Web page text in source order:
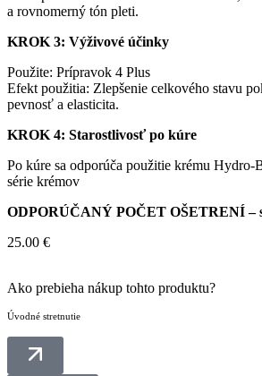
a rovnomerný tón pleti.
KROK 3: Výživové účinky
Použite: Prípravok 4 Plus
Efekt použitia: Zlepšenie celkového stavu
pevnosť a elasticita.
KROK 4: Starostlivosť po kúre
Po kúre sa odporúča použitie krému
série krémov
ODPORÚČANÝ POČET OŠETRENÍ –
25.00 €
Ako prebieha nákup tohto produktu?
Úvodné stretnutie